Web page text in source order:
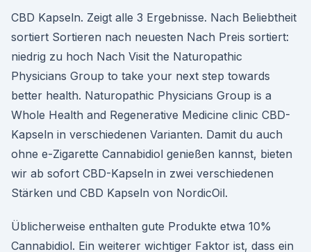
CBD Kapseln. Zeigt alle 3 Ergebnisse. Nach Beliebtheit
sortiert Sortieren nach neuesten Nach Preis sortiert:
niedrig zu hoch Nach Visit the Naturopathic
Physicians Group to take your next step towards
better health. Naturopathic Physicians Group is a
Whole Health and Regenerative Medicine clinic CBD-
Kapseln in verschiedenen Varianten. Damit du auch
ohne e-Zigarette Cannabidiol genießen kannst, bieten
wir ab sofort CBD-Kapseln in zwei verschiedenen
Stärken und CBD Kapseln von NordicOil.
Üblicherweise enthalten gute Produkte etwa 10%
Cannabidiol. Ein weiterer wichtiger Faktor ist, dass ein